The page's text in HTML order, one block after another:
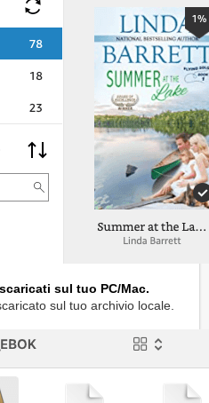
sul tuo PC/Mac.
sul tuo archivio locale.